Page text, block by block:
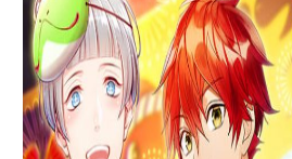
イベント・キャンペーン
ミュージック
グッズ・本
ギャラリー
アプリゲーム
イベント・キャンペーン
ミュージック
グッズ・本